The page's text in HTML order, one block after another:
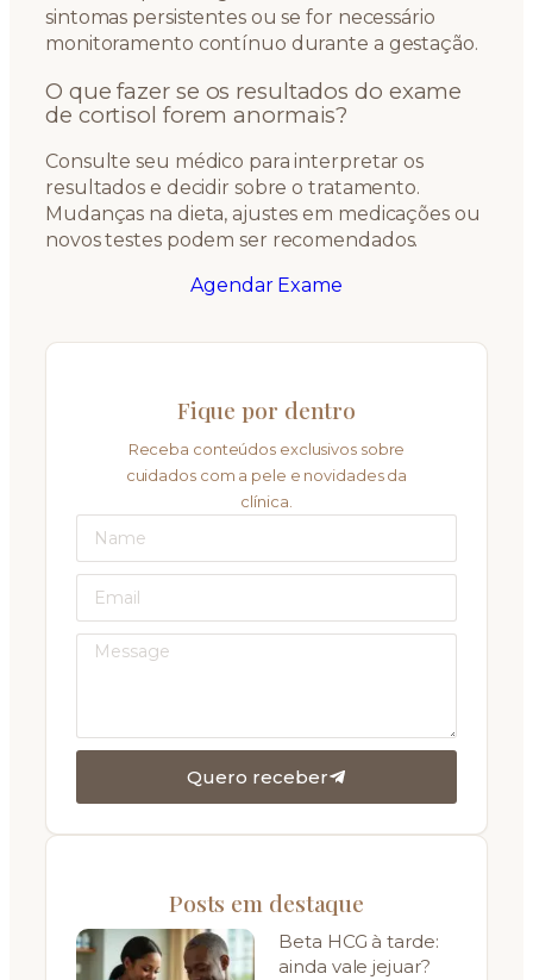
sintomas persistentes ou se for necessário
monitoramento contínuo durante a gestação.
O que fazer se os resultados do exame
de cortisol forem anormais?
Consulte seu médico para interpretar os
resultados e decidir sobre o tratamento.
Mudanças na dieta, ajustes em medicações ou
novos testes podem ser recomendados.
Agendar Exame
Fique por dentro
Receba conteúdos exclusivos sobre
cuidados com a pele e novidades da
clínica.
Quero receber
Posts em destaque
Beta HCG à tarde:
ainda vale jejuar?